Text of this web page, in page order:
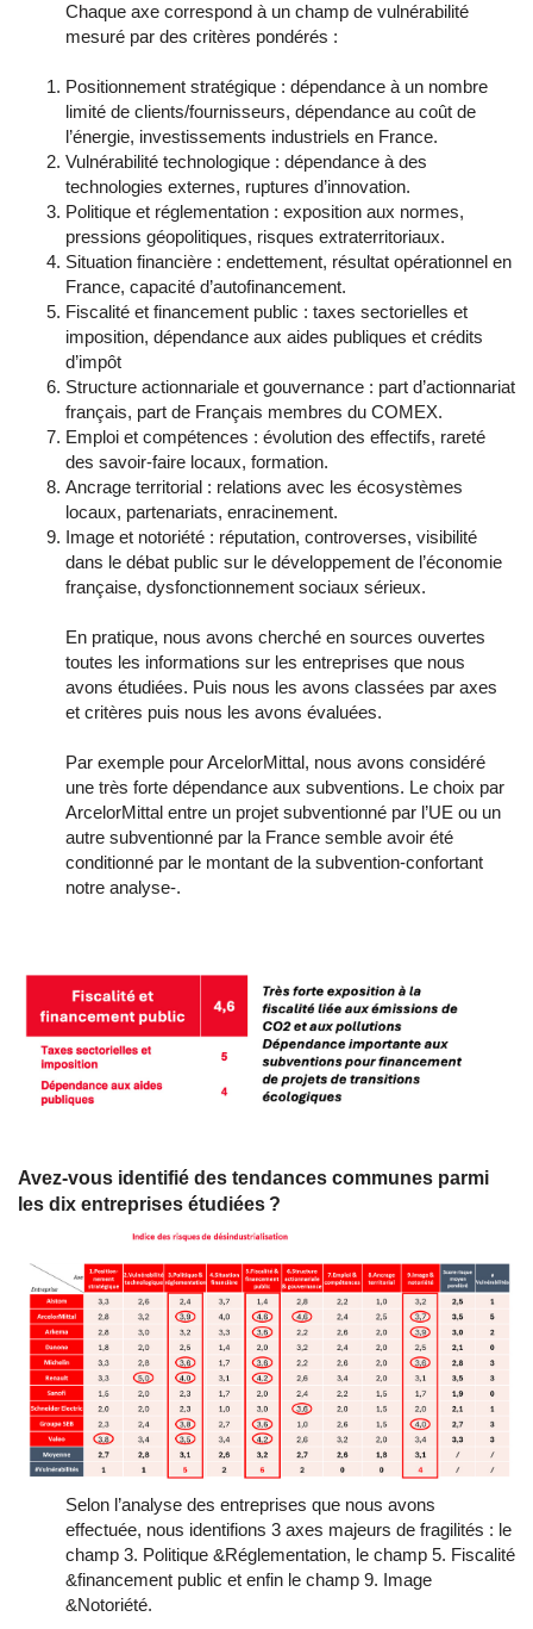
Chaque axe correspond à un champ de vulnérabilité
mesuré par des critères pondérés :
Positionnement stratégique : dépendance à un nombre
limité de clients/fournisseurs, dépendance au coût de
l’énergie, investissements industriels en France.
Vulnérabilité technologique : dépendance à des
technologies externes, ruptures d’innovation.
Politique et réglementation : exposition aux normes,
pressions géopolitiques, risques extraterritoriaux.
Situation financière : endettement, résultat opérationnel en
France, capacité d’autofinancement.
Fiscalité et financement public : taxes sectorielles et
imposition, dépendance aux aides publiques et crédits
d’impôt
Structure actionnariale et gouvernance : part d’actionnariat
français, part de Français membres du COMEX.
Emploi et compétences : évolution des effectifs, rareté
des savoir-faire locaux, formation.
Ancrage territorial : relations avec les écosystèmes
locaux, partenariats, enracinement.
Image et notoriété : réputation, controverses, visibilité
dans le débat public sur le développement de l’économie
française, dysfonctionnement sociaux sérieux.
En pratique, nous avons cherché en sources ouvertes
toutes les informations sur les entreprises que nous
avons étudiées. Puis nous les avons classées par axes
et critères puis nous les avons évaluées.
Par exemple pour ArcelorMittal, nous avons considéré
une très forte dépendance aux subventions. Le choix par
ArcelorMittal entre un projet subventionné par l’UE ou un
autre subventionné par la France semble avoir été
conditionné par le montant de la subvention-confortant
notre analyse-.
Avez-vous identifié des tendances communes parmi
les dix entreprises étudiées ?
Selon l’analyse des entreprises que nous avons
effectuée, nous identifions 3 axes majeurs de fragilités : le
champ 3. Politique &Réglementation, le champ 5. Fiscalité
&financement public et enfin le champ 9. Image
&Notoriété.